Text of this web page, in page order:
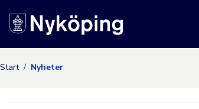
Nyköpings
Start Nyheter